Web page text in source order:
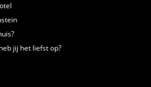
jij het liefst op?